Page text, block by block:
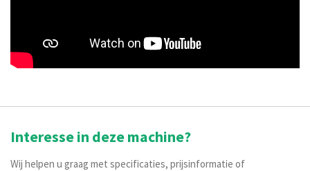
Interesse in deze machine?
Wij helpen u graag met specificaties, prijsinformatie of